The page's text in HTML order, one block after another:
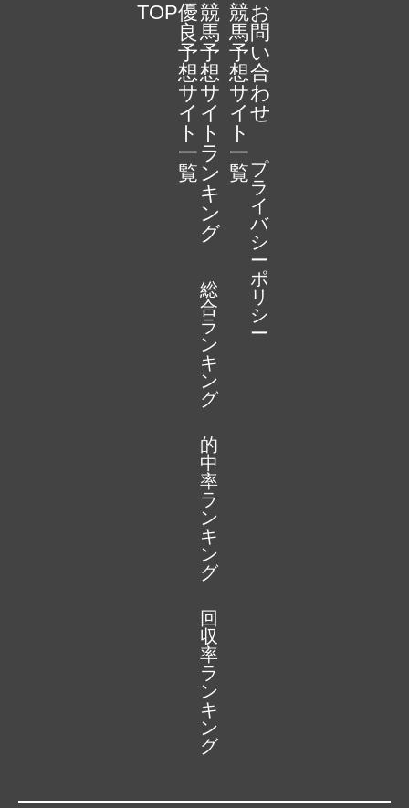
TOP優
良
予
想
サ
イ
ト
一
覧
競
馬
予
想
サ
イ
ト
ラ
ン
キ
ン
グ
総
合
ラ
ン
キ
ン
グ
的
中
率
ラ
ン
キ
ン
グ
回
収
率
ラ
ン
キ
ン
グ
競
馬
予
想
サ
イ
ト
一
覧
お
問
い
合
わ
せ
プ
ラ
イ
バ
シ
ー
ポ
リ
シ
ー